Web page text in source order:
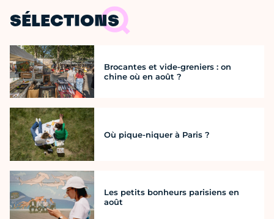
SÉLECTIONS
Brocantes et vide-greniers : on
chine où en août ?
Où pique-niquer à Paris ?
Les petits bonheurs parisiens en
août